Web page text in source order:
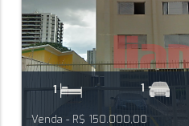
1 1
Venda - R$ 150.000,00